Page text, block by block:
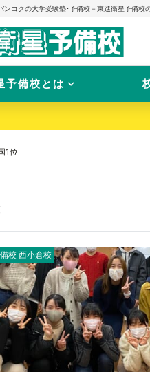
ンコクの大学受験塾･予備校－東進衛星予備
予備校とは
1位
校 西小倉校